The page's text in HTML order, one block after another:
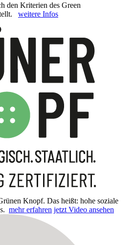
den Kriterien des Green
weitere Infos
Knopf. Das heißt: hohe soziale
mehr erfahren jetzt Video ansehen